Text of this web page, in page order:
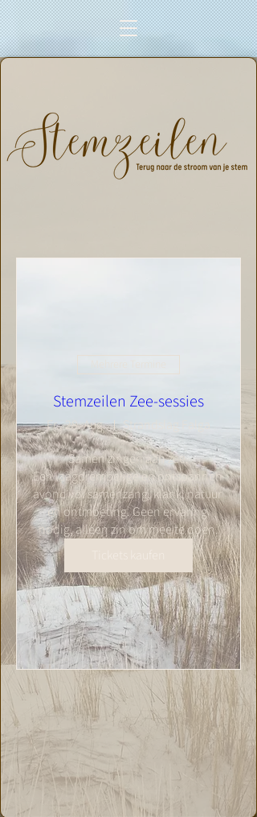
Stemzeilen Zee-sessies
Fr., 28. Aug.
Strandslag Falga
Samen zingen aan zee.
Een laagdrempelige en ontspannen
avond vol samenzang, klank, natuur
en ontmoeting. Geen ervaring
nodig, alleen zin om mee te doen.